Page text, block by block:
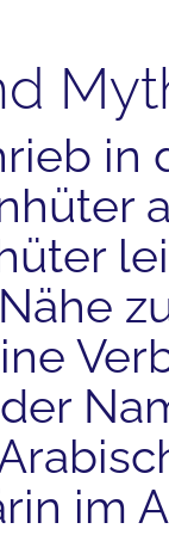
in
im